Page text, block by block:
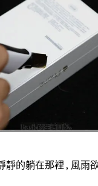
靜的躺在那裡 , 風雨